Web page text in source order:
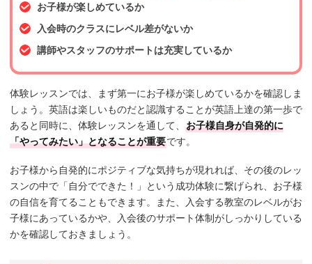
お子様が楽しめているか
入会時のクラスにレベル差がないか
講師やスタッフのサポートは充実しているか
体験レッスンでは、まず第一にお子様が楽しめているかを確認しま
しょう。英語は楽しいものだと認識することが英語上達の第一歩で
あると同時に、体験レッスンを通して、 お子様自身が自発的に
「やってみたい」となることが重要です。
お子様から自発的にポジティブな気持ちが現れれば、その後のレッ
スンの中で「自分でできた！」という成功体験に繋げられ、お子様
の自信を育てることもできます。また、入会する教室のレベルがお
子様にあっているかや、入会後のサポート体制がしっかりしている
かを確認しておきましょう。